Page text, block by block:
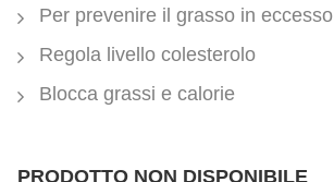
Per prevenire il grasso in eccesso
Regola livello colesterolo
Blocca grassi e calorie
PRODOTTO NON DISPONIBILE